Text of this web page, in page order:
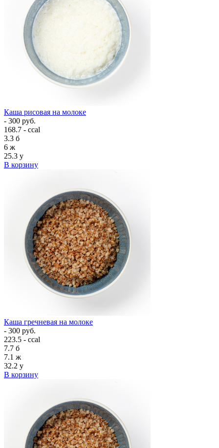
Каша рисовая на молоке
- 300 руб.
168.7 - ccal
3.3 б
6 ж
25.3 у
В корзину
Каша гречневая на молоке
- 300 руб.
223.5 - ccal
7.7 б
7.1 ж
32.2 у
В корзину